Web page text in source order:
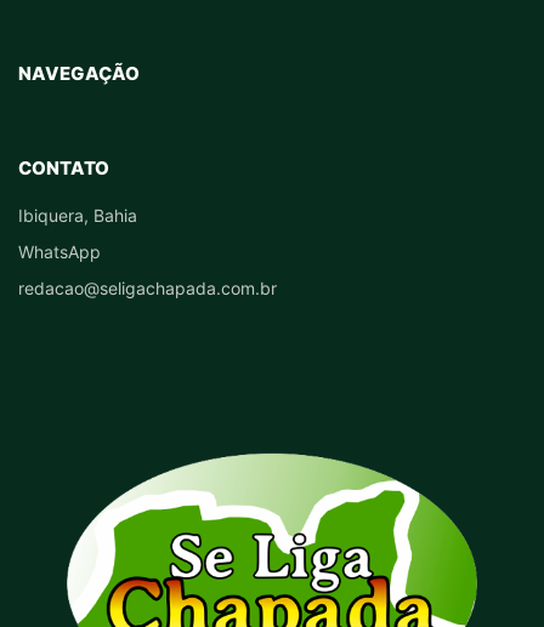
NAVEGAÇÃO
CONTATO
Ibiquera, Bahia
WhatsApp
redacao@seligachapada.com.br